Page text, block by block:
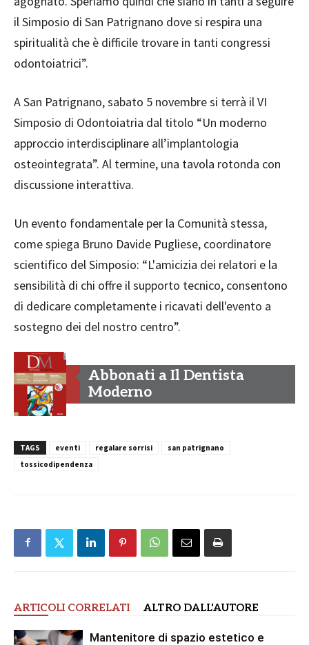
il Simposio di San Patrignano dove si respira una
spiritualità che è difficile trovare in tanti congressi
odontoiatrici”.
A San Patrignano, sabato 5 novembre si terrà il VI
Simposio di Odontoiatria dal titolo “Un moderno
approccio interdisciplinare all’implantologia
osteointegrata”. Al termine, una tavola rotonda con
discussione interattiva.
Un evento fondamentale per la Comunità stessa,
come spiega Bruno Davide Pugliese, coordinatore
scientifico del Simposio: “L'amicizia dei relatori e la
sensibilità di chi offre il supporto tecnico, consentono
di dedicare completamente i ricavati dell'evento a
sostegno dei del nostro centro”.
Abbonati a Il Dentista
Moderno
TAGS eventi regalare sorrisi
san patrignano
tossicodipendenza
ARTICOLI CORRELATI ALTRO DALL'AUTORE
Mantenitore di spazio estetico e